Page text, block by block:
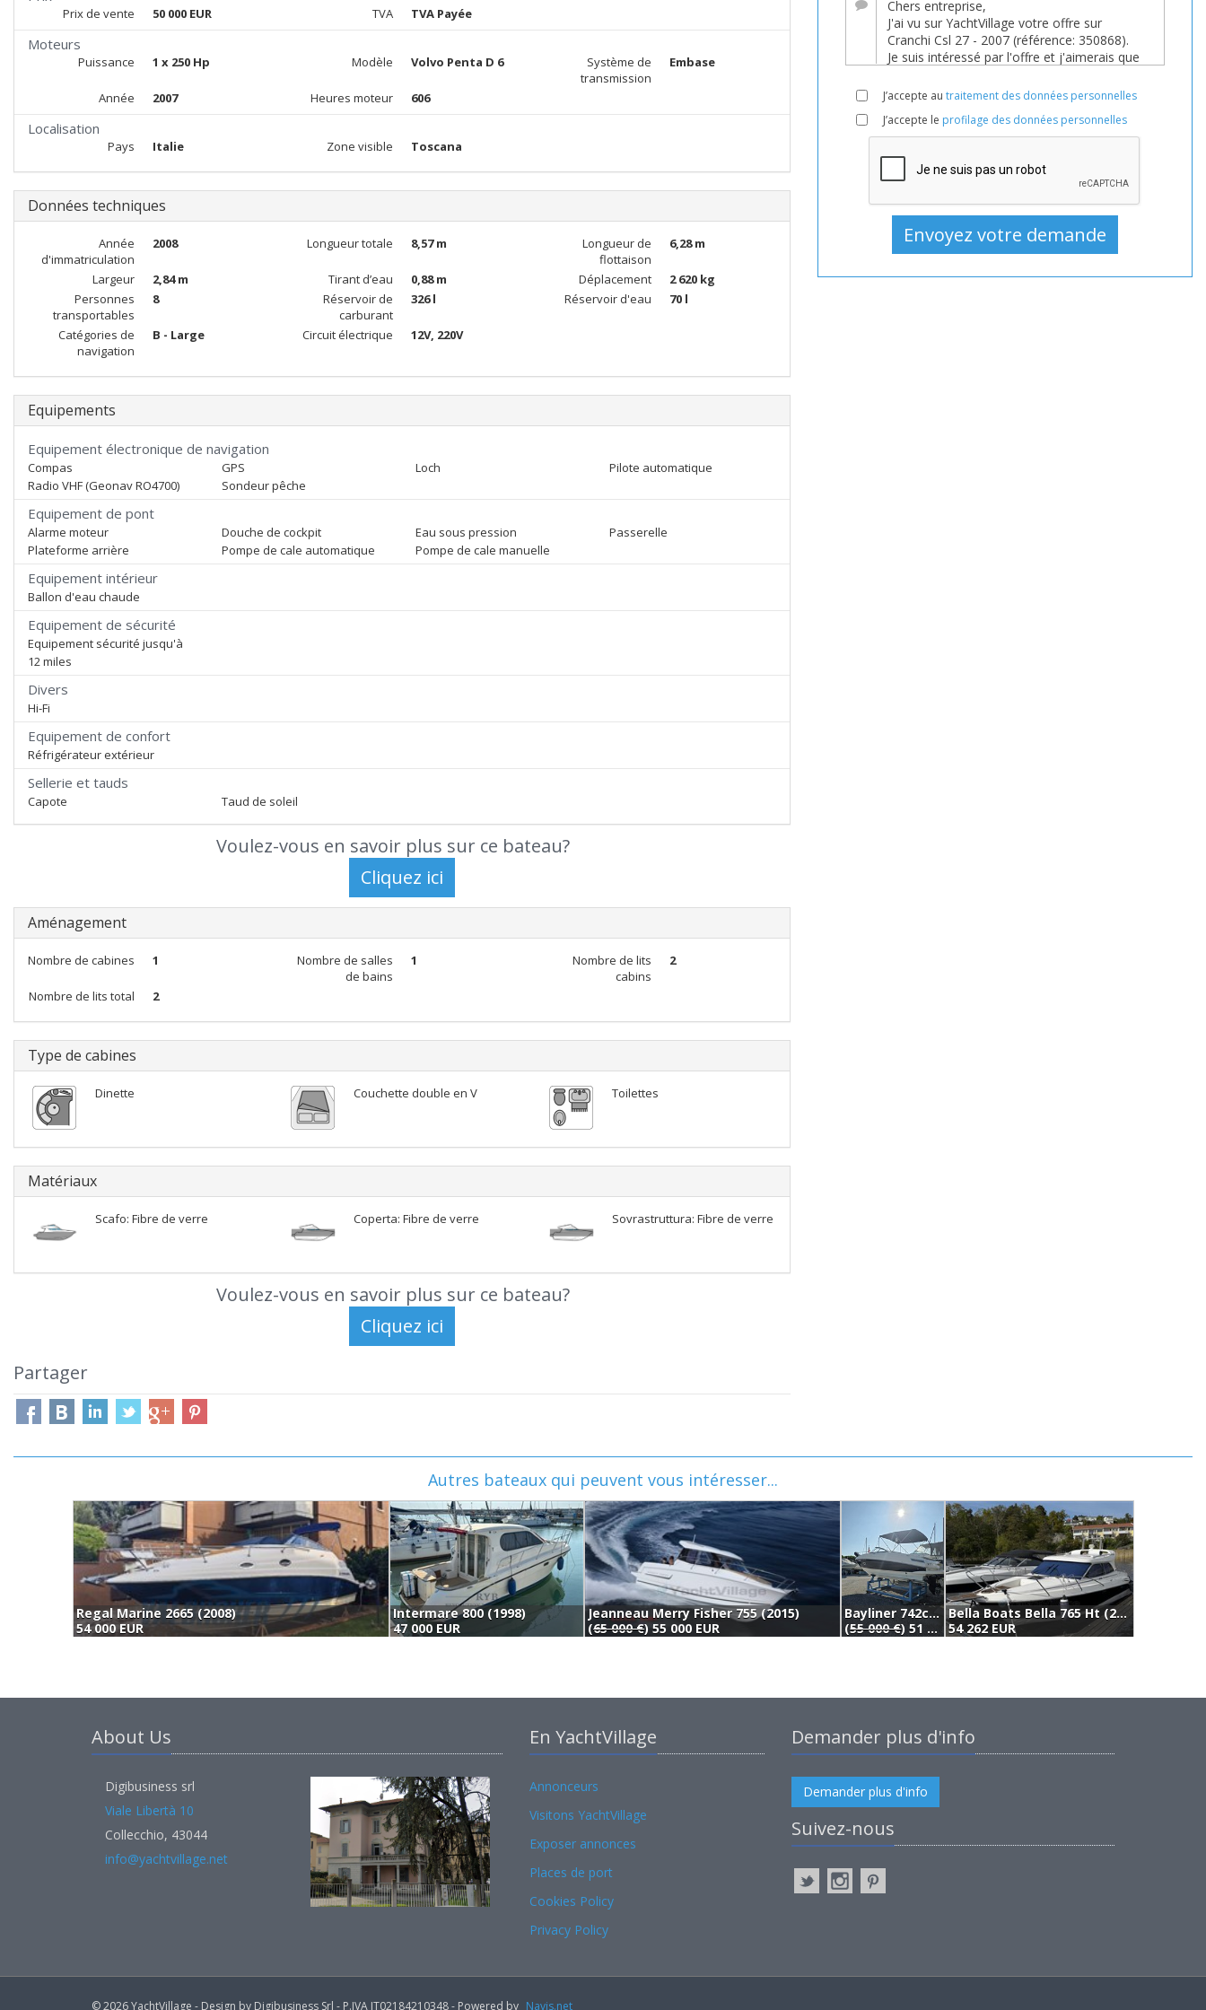
Bateau,
Bateaux,
Bateau
vente,
Bateaux
Bateau
à
moteur
En
vente,
Prix de vente 50 000 EUR TVA TVA Payée
Moteurs
Puissance 1 x 250 Hp Modèle Volvo Penta D 6
Système de
transmission
Embase
Année 2007 Heures moteur 606
Localisation
Pays Italie Zone visible Toscana
Données techniques
Année
d'immatriculation
2008 Longueur totale 8,57 m
Longueur de
flottaison
6,28 m
Largeur 2,84 m Tirant d’eau 0,88 m Déplacement
2 620 kg
Personnes
transportables
8
Réservoir de
carburant
326 l Réservoir d'eau 70 l
Catégories de
navigation
B - Large Circuit électrique 12V, 220V
Equipements
Equipement électronique de navigation
Compas GPS Loch
Pilote automatique
Radio VHF (Geonav RO4700)
Sondeur pêche
Equipement de pont
Alarme moteur Douche de cockpit Eau sous pression
Passerelle
Plateforme arrière
Pompe de cale automatique Pompe de cale manuelle
Equipement intérieur
Ballon d'eau chaude
Equipement de sécurité
Equipement sécurité jusqu'à
12 miles
Divers
Hi-Fi
Equipement de confort
Réfrigérateur extérieur
Sellerie et tauds
Capote Taud de soleil
Voulez-vous en savoir plus sur ce bateau?
Aménagement
Nombre de cabines 1
Nombre de salles
de bains
1
Nombre de lits
cabins
2
Nombre de lits total 2
Type de cabines
Dinette Couchette double en V Toilettes
Matériaux
Scafo: Fibre de verre Coperta: Fibre de verre Sovrastruttura: Fibre de verre
Voulez-vous en savoir plus sur ce bateau?
Partager
J’accepte au traitement des données personnelles
J’accepte le profilage des données personnelles
Autres bateaux qui peuvent vous intéresser...
Regal Marine 2665 (2008)
54 000 EUR
Intermare 800 (1998)
47 000 EUR
Jeanneau Merry Fisher 755 (2015)
(65 000 €) 55 000 EUR
Bayliner 742cu (2017)
(55 000 €) 51 000 EUR
Bella Boats Bella 765 Ht (2010)
54 262 EUR
About Us
Digibusiness srl
Viale Libertà 10
Collecchio, 43044
info@yachtvillage.net
En YachtVillage
Annonceurs
Visitons YachtVillage
Exposer annonces
Places de port
Cookies Policy
Privacy Policy
Demander plus d'info
Demander plus d'info
Suivez-nous
© 2026 YachtVillage - Design by Digibusiness Srl - P.IVA IT02184210348 - Powered by Navis.net